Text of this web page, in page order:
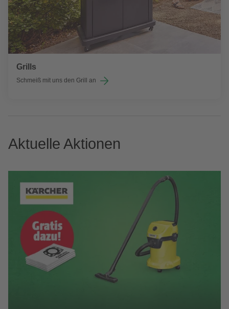
Grills
Schmeiß mit uns den Grill an
Aktuelle Aktionen